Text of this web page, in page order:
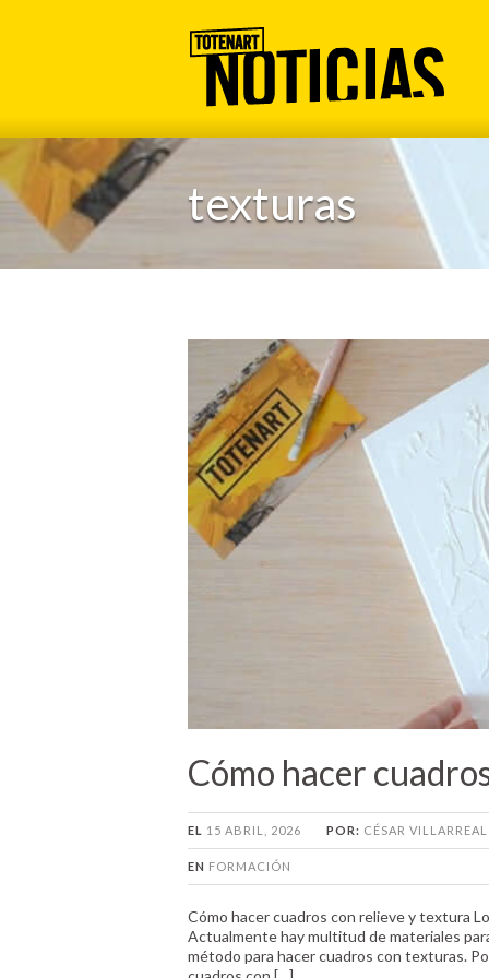
texturas
Cómo hacer
EL 15 ABRIL, 2026 POR: CÉSAR VILLARREAL
EN FORMACIÓN
Cómo hacer cuadros con relieve y textura
Actualmente hay multitud de materiales
método para hacer cuadros con texturas.